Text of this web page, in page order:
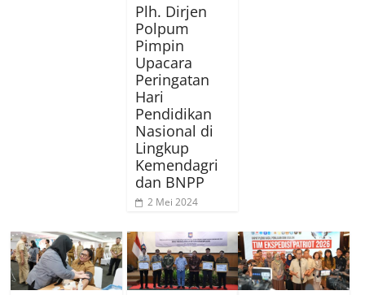
Plh. Dirjen
Polpum
Pimpin
Upacara
Peringatan
Hari
Pendidikan
Nasional di
Lingkup
Kemendagri
dan BNPP
2 Mei 2024